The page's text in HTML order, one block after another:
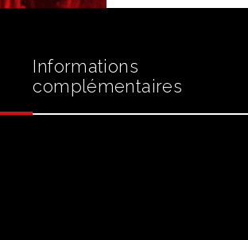
Informations
complémentaires